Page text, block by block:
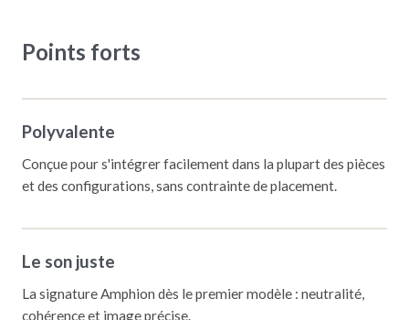
Points forts
Polyvalente
Conçue pour s'intégrer facilement dans la plupart des pièces
et des configurations, sans contrainte de placement.
Le son juste
La signature Amphion dès le premier modèle : neutralité,
cohérence et image précise.